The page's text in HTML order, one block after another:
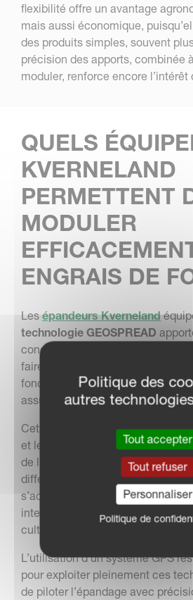
flexibilité offre un avantage
mais aussi économique,
des produits simples, souvent
précision des apports, combinée
moduler, renforce encore
QUELS
KVERNELAND
PERMETTENT
MODULER
ENGRAIS DE
Les épandeurs Kverneland
technologie GEOSPREAD
concrète aux enjeux de
faire varier automatiquement la
fonction de la position dans la
assurant une coupure de
Cette gestion automatisée limite
et les manques, améliorant ainsi
de l’épandage. Selon les besoins
différents modèles sont
s’adapter aussi bien à des
intermédiaire qu’à des
cultures avec des débits élevés.
L’utilisation d’un système GPS
pour exploiter pleinement ces
de piloter l’épandage avec
Politique des
autres
Tout accepter
Tout refuser
Personnaliser
Politique de